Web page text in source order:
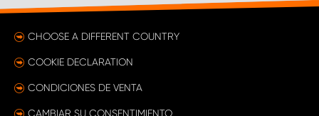
CHOOSE A DIFFERENT COUNTRY
COOKIE DECLARATION
CONDICIONES DE VENTA
CAMBIAR SU CONSENTIMIENTO